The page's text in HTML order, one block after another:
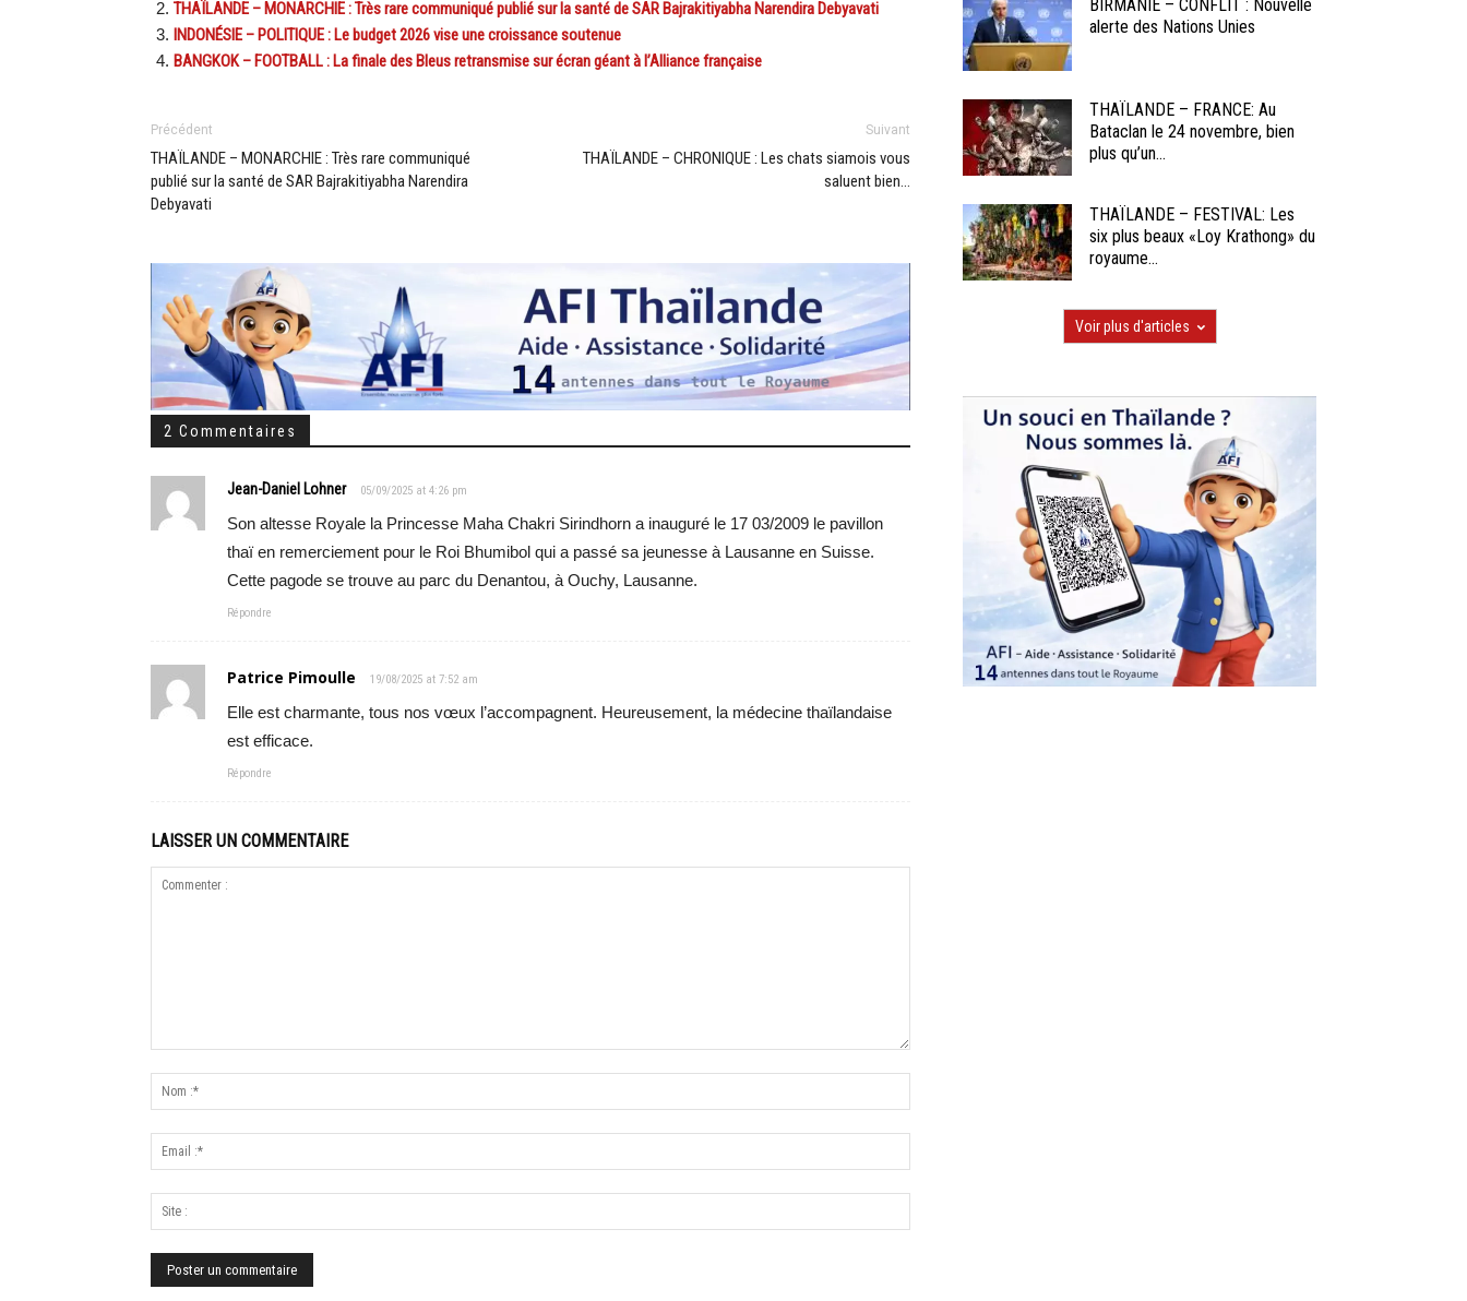
THAÏLANDE – MONARCHIE : Très rare communiqué publié sur la santé de SAR Bajrakitiyabha Narendira Debyavati
INDONÉSIE – POLITIQUE : Le budget 2026 vise une croissance soutenue
BANGKOK – FOOTBALL : La finale des Bleus retransmise sur écran géant à l’Alliance française
Précédent
THAÏLANDE – MONARCHIE : Très rare communiqué
publié sur la santé de SAR Bajrakitiyabha Narendira
Debyavati
Suivant
THAÏLANDE – CHRONIQUE : Les chats siamois vous
saluent bien…
2 Commentaires
Jean-Daniel Lohner 05/09/2025 at 4:26 pm
Son altesse Royale la Princesse Maha Chakri Sirindhorn a inauguré le 17 03/2009 le pavillon
thaï en remerciement pour le Roi Bhumibol qui a passé sa jeunesse à Lausanne en Suisse.
Cette pagode se trouve au parc du Denantou, à Ouchy, Lausanne.
Répondre
Patrice Pimoulle 19/08/2025 at 7:52 am
Elle est charmante, tous nos vœux l’accompagnent. Heureusement, la médecine thaïlandaise
est efficace.
Répondre
LAISSER UN COMMENTAIRE
BIRMANIE – CONFLIT : Nouvelle
alerte des Nations Unies
THAÏLANDE – FRANCE: Au
Bataclan le 24 novembre, bien
plus qu’un...
THAÏLANDE – FESTIVAL: Les
six plus beaux «Loy Krathong» du
royaume...
Voir plus d'articles